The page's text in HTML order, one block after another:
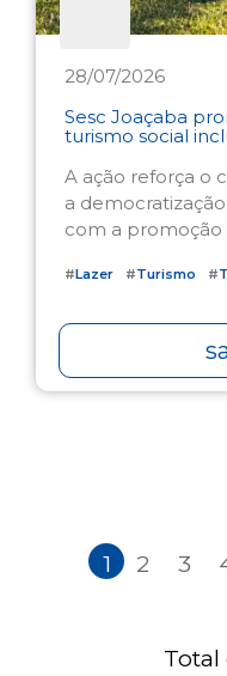
28/07/2026
Sesc Joaçaba
turismo social
A ação reforça o
a
com a promoção
#Lazer #Turismo #
1 2 3
Total